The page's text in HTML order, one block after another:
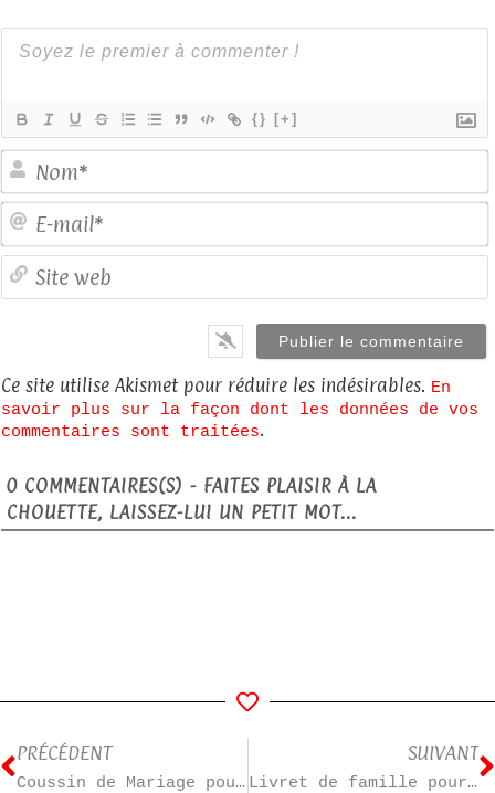
{} [+]
Ce site utilise Akismet pour réduire les indésirables. En
savoir plus sur la façon dont les données de vos
commentaires sont traitées.
0 COMMENTAIRES(S) - FAITES PLAISIR À LA
CHOUETTE, LAISSEZ-LUI UN PETIT MOT...
PRÉCÉDENT
Coussin de Mariage pour S & T
SUIVANT
Livret de famille pour le mariage d’Aurélie et Grégory